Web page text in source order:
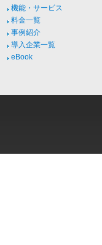
機能・サービス
料金一覧
事例紹介
導入企業一覧
eBook